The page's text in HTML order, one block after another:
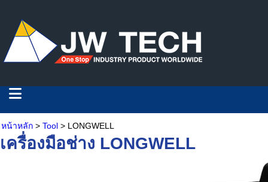
หน้าหลัก > Tool > LONGWELL
เครื่องมือช่าง LONGWELL